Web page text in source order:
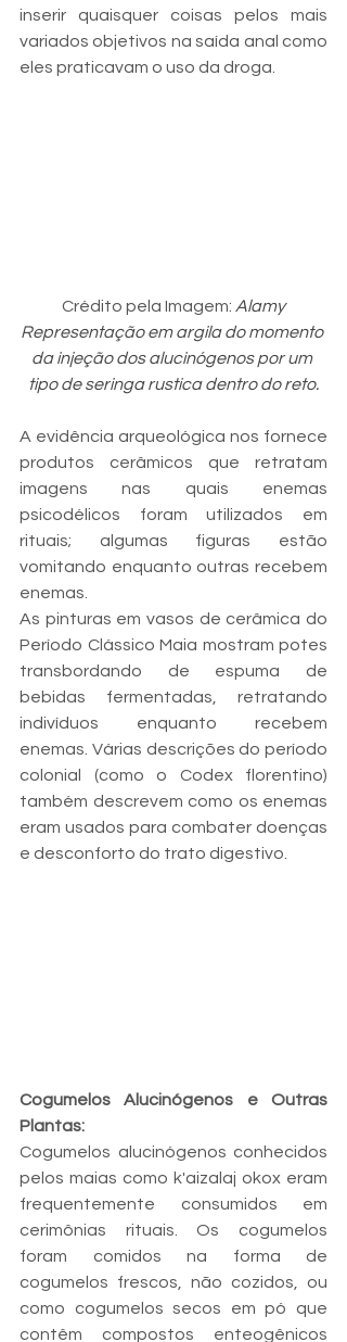
inserir quaisquer coisas pelos mais
variados objetivos na saída anal como
eles praticavam o uso da droga.
Crédito pela Imagem: Alamy
Representação em argila do momento
da injeção dos alucinógenos por um
tipo de seringa rustica dentro do reto.
A evidência arqueológica nos fornece
produtos cerâmicos que retratam
imagens nas quais enemas
psicodélicos foram utilizados em
rituais; algumas figuras estão
vomitando enquanto outras recebem
enemas.
As pinturas em vasos de cerâmica do
Período Clássico Maia mostram potes
transbordando de espuma de
bebidas fermentadas, retratando
indivíduos enquanto recebem
enemas. Várias descrições do período
colonial (como o Codex florentino)
também descrevem como os enemas
eram usados ​​para combater doenças
e desconforto do trato digestivo.
Cogumelos Alucinógenos e Outras
Plantas:
Cogumelos alucinógenos conhecidos
pelos maias como k'aizalaj okox eram
frequentemente consumidos em
cerimônias rituais. Os cogumelos
foram comidos na forma de
cogumelos frescos, não cozidos, ou
como cogumelos secos em pó que
contêm compostos enteogênicos